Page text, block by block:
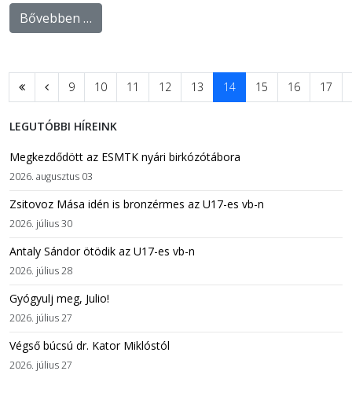
Bővebben …
9 10 11 12 13 14 15 16 17
LEGUTÓBBI HÍREINK
Megkezdődött az ESMTK nyári birkózótábora
2026. augusztus 03
Zsitovoz Mása idén is bronzérmes az U17-es vb-n
2026. július 30
Antaly Sándor ötödik az U17-es vb-n
2026. július 28
Gyógyulj meg, Julio!
2026. július 27
Végső búcsú dr. Kator Miklóstól
2026. július 27